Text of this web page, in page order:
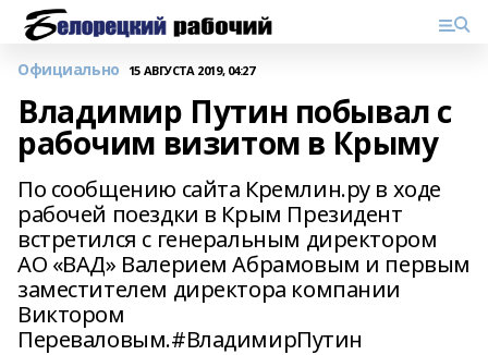
Официально 15 АВГУСТА 2019, 04:27
Владимир Путин побывал с
рабочим визитом в Крыму
По сообщению сайта Кремлин.ру в ходе
рабочей поездки в Крым Президент
встретился с генеральным директором
АО «ВАД» Валерием Абрамовым и первым
заместителем директора компании
Виктором
Переваловым.#ВладимирПутин